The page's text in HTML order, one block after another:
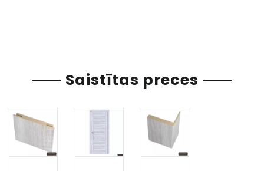
Saistītas preces